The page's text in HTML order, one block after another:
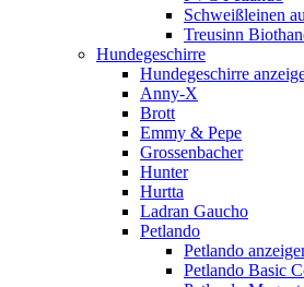
Schweißleinen
Treusinn
Hundegeschirre
Hundegeschirre
Anny-X
Brott
Emmy & Pepe
Grossenbacher
Hunter
Hurtta
Ladran Gaucho
Petlando
Petlando
Petlando Basic